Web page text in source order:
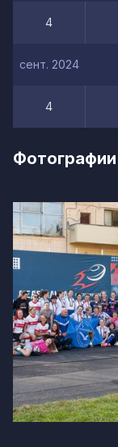
4
сент. 2024
4
Фотографии